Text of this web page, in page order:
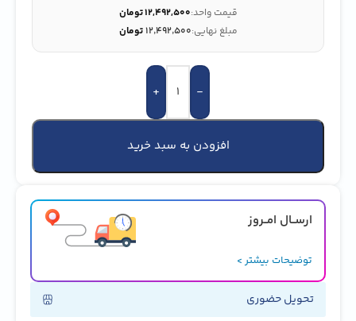
قیمت واحد:12,492,500تومان
مبلغ نهایی:۱۲٬۴۹۲٬۵۰۰تومان
-
+
افزودن به سبد خرید
ارســال امــروز
توضیحات بیشتر >
تحویل حضوری